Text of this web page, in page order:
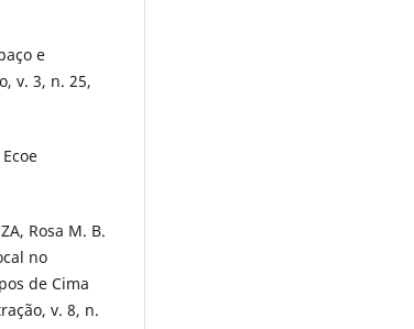
e
v. 3, n. 25,
Rosa M. B.
no
de Cima
v. 8, n.